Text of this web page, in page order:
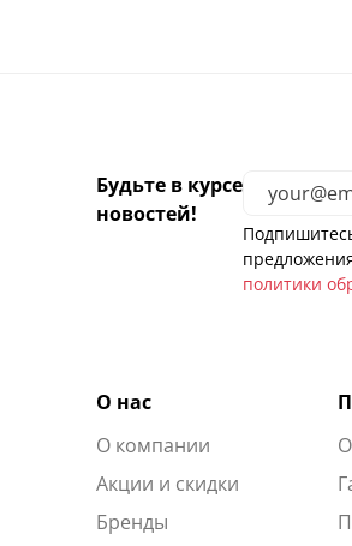
Будьте в курсе
новостей!
политики
О нас
О компании
Акции и скидки
Бренды